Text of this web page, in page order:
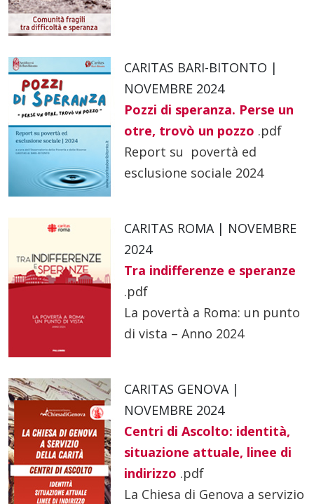
CARITAS BARI-BITONTO |
NOVEMBRE 2024
Pozzi di speranza. Perse un
otre, trovò un pozzo .pdf
Report su povertà ed
esclusione sociale 2024
CARITAS ROMA | NOVEMBRE
2024
Tra indifferenze e speranze
.pdf
La povertà a Roma: un punto
di vista – Anno 2024
CARITAS GENOVA |
NOVEMBRE 2024
Centri di Ascolto: identità,
situazione attuale, linee di
indirizzo .pdf
La Chiesa di Genova a servizio